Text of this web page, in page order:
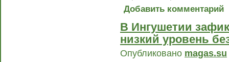
Добавить комментарий
В Ингушетии
низкий уровень
Опубликовано magas.su